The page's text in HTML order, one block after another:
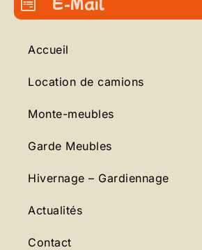
Accueil
Location de camions
Monte-meubles
Garde Meubles
Hivernage – Gardiennage
Actualités
Contact